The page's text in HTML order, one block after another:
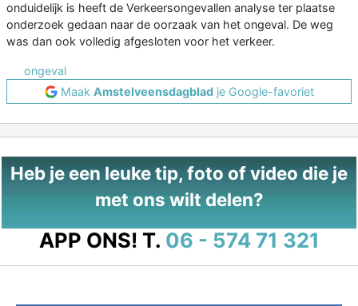
onduidelijk is heeft de Verkeersongevallen analyse ter plaatse
onderzoek gedaan naar de oorzaak van het ongeval. De weg
was dan ook volledig afgesloten voor het verkeer.
ongeval
Maak Amstelveensdagbladje Google-favoriet
Heb je een leuke tip, foto of video die je
met ons wilt delen?
APP ONS! T. 06 - 574 71 321